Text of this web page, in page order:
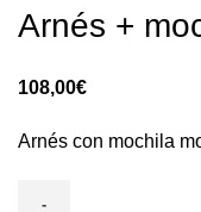
Arnés +
€
Arnés con mochila